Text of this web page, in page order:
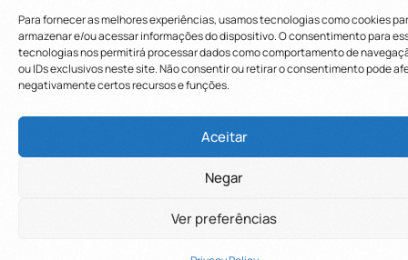
experiência, melhorar o desempenho, analisar
como você interage em nosso site e
Saiba mais
experiência, melhorar o desempenho, analisar
como você interage em nosso site e
Saiba mais
Para fornecer as melhores experiências, usamos tecnologias como cookies
armazenar e/ou acessar informações do dispositivo. O consentimento para
tecnologias nos permitirá processar dados como comportamento de
ou IDs exclusivos neste site. Não consentir ou retirar o consentimento pode
negativamente certos recursos e funções.
Aceitar
Negar
Ver preferências